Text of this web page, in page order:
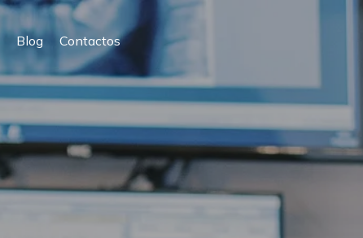
Blog Contactos